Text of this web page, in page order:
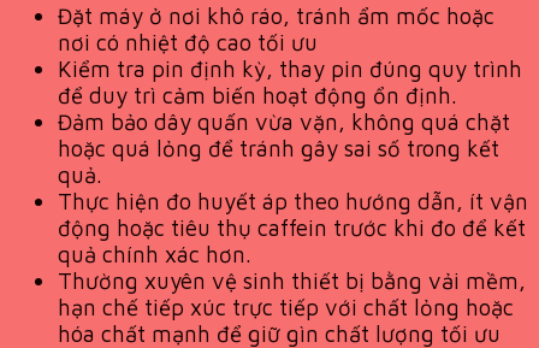
Đặt máy ở nơi khô ráo, tránh ẩm mốc hoặc
nơi có nhiệt độ cao tối ưu
Kiểm tra pin định kỳ, thay pin đúng quy trình
để duy trì cảm biến hoạt động ổn định.
Đảm bảo dây quấn vừa vặn, không quá chặt
hoặc quá lỏng để tránh gây sai số trong kết
quả.
Thực hiện đo huyết áp theo hướng dẫn, ít vận
động hoặc tiêu thụ caffein trước khi đo để kết
quả chính xác hơn.
Thường xuyên vệ sinh thiết bị bằng vải mềm,
hạn chế tiếp xúc trực tiếp với chất lỏng hoặc
hóa chất mạnh để giữ gìn chất lượng tối ưu